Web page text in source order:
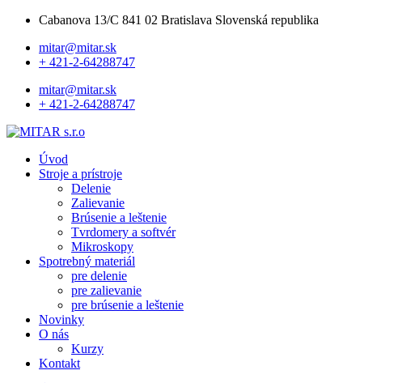
Cabanova 13/C 841 02 Bratislava Slovenská republika
mitar@mitar.sk
+ 421-2-64288747
mitar@mitar.sk
+ 421-2-64288747
Úvod
Stroje a prístroje
Delenie
Zalievanie
Brúsenie a leštenie
Tvrdomery a softvér
Mikroskopy
Spotrebný materiál
pre delenie
pre zalievanie
pre brúsenie a leštenie
Novinky
O nás
Kurzy
Kontakt